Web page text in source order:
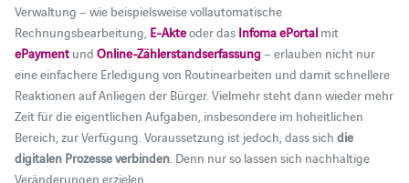
Verwaltung – wie beispielsweise vollautomatische
Rechnungsbearbeitung, E-Akteoder das Infoma ePortal mit
ePayment und Online-Zählerstandserfassung– erlauben nicht nur
eine einfachere Erledigung von Routinearbeiten und damit schnellere
Reaktionen auf Anliegen der Bürger. Vielmehr steht dann wieder mehr
Zeit für die eigentlichen Aufgaben, insbesondere im hoheitlichen
Bereich, zur Verfügung. Voraussetzung ist jedoch, dass sich die
digitalen Prozesse verbinden. Denn nur so lassen sich nachhaltige
Veränderungen erzielen.